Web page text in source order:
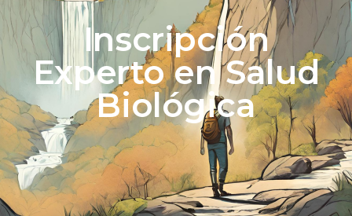
Inscripción
Experto en Salud
Biológica